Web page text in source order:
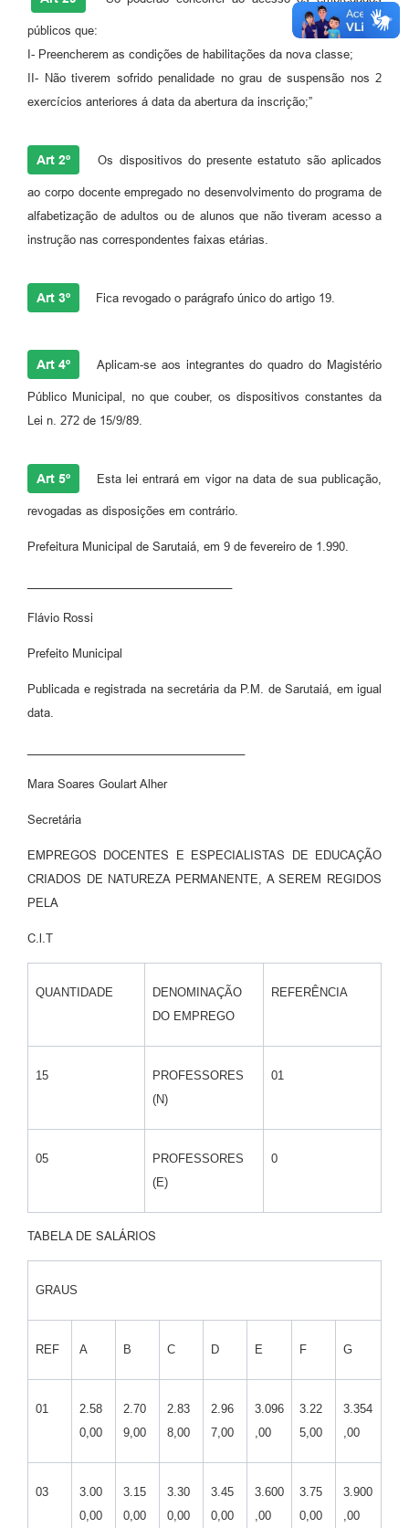
públicos que:
I- Preencherem as condições de habilitações da nova classe;
II- Não tiverem sofrido penalidade no grau de suspensão nos 2
exercícios anteriores á data da abertura da inscrição;”
Art 2º Os dispositivos do presente estatuto são aplicados
ao corpo docente empregado no desenvolvimento do programa de
alfabetização de adultos ou de alunos que não tiveram acesso a
instrução nas correspondentes faixas etárias.
Art 3º Fica revogado o parágrafo único do artigo 19.
Art 4º Aplicam-se aos integrantes do quadro do Magistério
Público Municipal, no que couber, os dispositivos constantes da
Lei n. 272 de 15/9/89.
Art 5º Esta lei entrará em vigor na data de sua publicação,
revogadas as disposições em contrário.
Prefeitura Municipal de Sarutaiá, em 9 de fevereiro de 1.990.
Flávio Rossi
Prefeito Municipal
Publicada e registrada na secretária da P.M. de Sarutaiá, em igual
data.
Mara Soares Goulart Alher
Secretária
EMPREGOS DOCENTES E ESPECIALISTAS DE EDUCAÇÃO
CRIADOS DE NATUREZA PERMANENTE, A SEREM REGIDOS
PELA
C.l.T
QUANTIDADE
DENOMINAÇÃO
DO EMPREGO
REFERÊNCIA
15
PROFESSORES
(N)
01
05
PROFESSORES
(E)
0
TABELA DE SALÁRIOS
GRAUS
REF A B C D E F G
01
2.58
0,00
2.70
9,00
2.83
8,00
2.96
7,00
3.096
,00
3.22
5,00
3.354
,00
03
3.00
0,00
3.15
0,00
3.30
0,00
3.45
0,00
3.600
,00
3.75
0,00
3.900
,00